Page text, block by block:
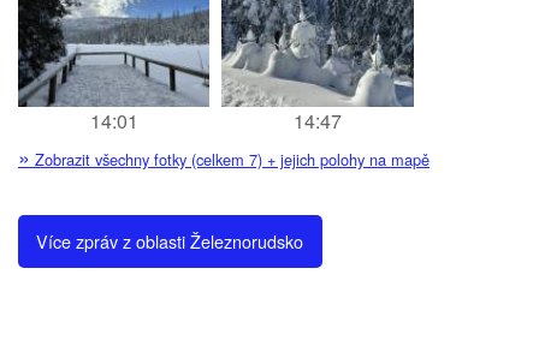
14:01 14:47
» Zobrazit všechny fotky (celkem 7) + jejich polohy na mapě
Více zpráv z oblasti Železnorudsko